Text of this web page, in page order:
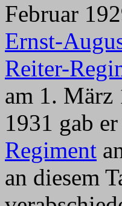
Februar
Ernst-
Reiter-
am 1. März
1931 gab
Regiment
an diesem